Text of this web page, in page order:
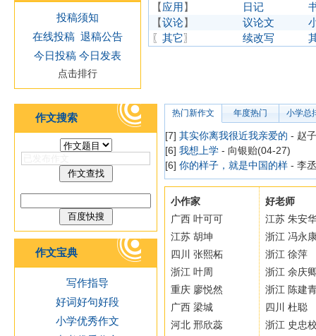
投稿须知
在线投稿 退稿公告
今日投稿 今日发表
点击排行
【应用】 日记
【议论】 议论文
〖 其它〗 续改写
作文搜索
作文宝典
写作指导
好词好句好段
小学优秀作文
热门新作文 年度热门 小学总
[7] 其实你离我很近我亲爱的 - 赵
[6] 我想上学 - 向银贻(04-27)
[6] 你的样子，就是中国的样 - 李
小作家
广西 叶可可
江苏 胡坤
四川 张熙柘
浙江 叶周
重庆 廖悦然
广西 梁城
河北 邢欣蕊
好老师
江苏 朱安
浙江 冯永
浙江 徐萍
浙江 余庆
浙江 陈建
四川 杜聪
浙江 史忠